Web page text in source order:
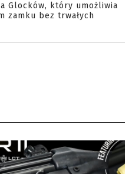
Glocków, który umożliwia
zamku bez trwałych